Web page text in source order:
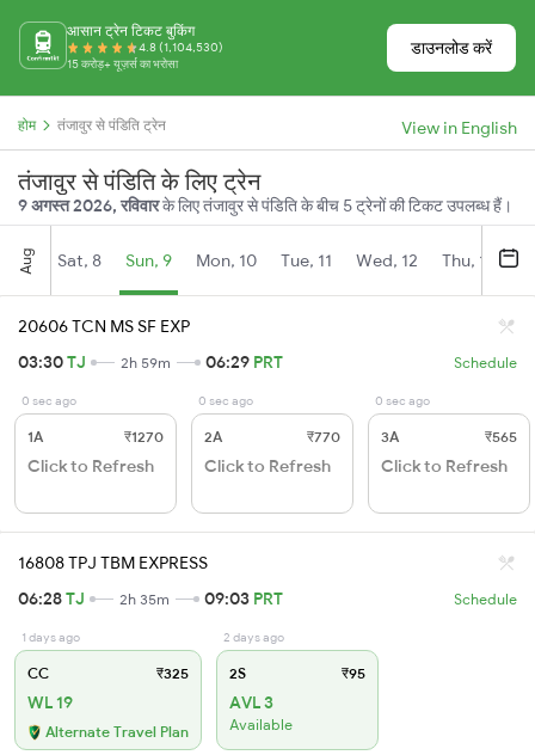
आसान ट्रेन टिकट बुकिंग
4.8 (1,104,530)
15 करोड़+ यूज़र्स का भरोसा
डाउनलोड करें
होम तंजावुर से पंडिति ट्रेन View in English
तंजावुर से पंडिति के लिए ट्रेन
9 अगस्त 2026, रविवारके लिए तंजावुर से पंडिति के बीच 5 ट्रेनों की टिकट उपलब्ध हैं।
Aug Sat, 8 Sun, 9 Mon, 10 Tue, 11 Wed, 12 Thu, 13
20606 TCN MS SF EXP
03:30TJ 2h 59m 06:29 PRT Schedule
0 sec ago
1A ₹1270
Click to Refresh
0 sec ago
2A ₹770
Click to Refresh
0 sec ago
3A ₹565
Click to Refresh
16808 TPJ TBM EXPRESS
06:28TJ 2h 35m 09:03 PRT Schedule
1 days ago
CC ₹325
WL 19
Alternate Travel Plan
2 days ago
2S ₹95
AVL 3
Available